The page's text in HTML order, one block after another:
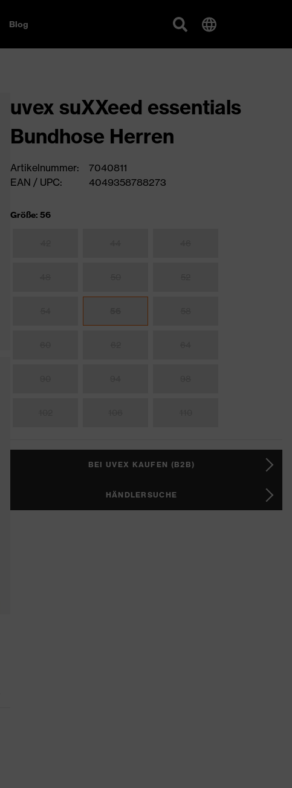
Blog
uvex suXXeed essentials
Bundhose Herren
Artikelnummer:
7040811
EAN / UPC:
4049358788273
Größe: 56
BEI UVEX KAUFEN (B2B)
HÄNDLERSUCHE